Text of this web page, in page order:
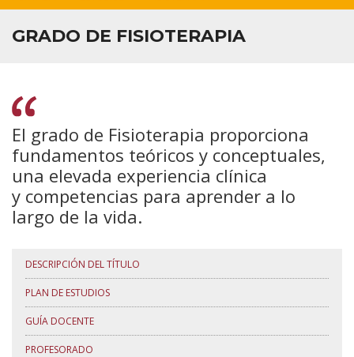
INVESTIGACIÓN
CALIDAD
GRADO DE FISIOTERAPIA
El grado de Fisioterapia proporciona
fundamentos teóricos y conceptuales,
una elevada experiencia clínica
y competencias para aprender a lo
largo de la vida.
DESCRIPCIÓN DEL TÍTULO
PLAN DE ESTUDIOS
GUÍA DOCENTE
PROFESORADO